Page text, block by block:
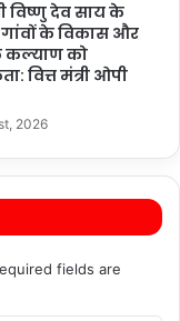
विष्णु देव साय के
के विकास और
कल्याण को
वित्त मंत्री ओपी
2026
fields are